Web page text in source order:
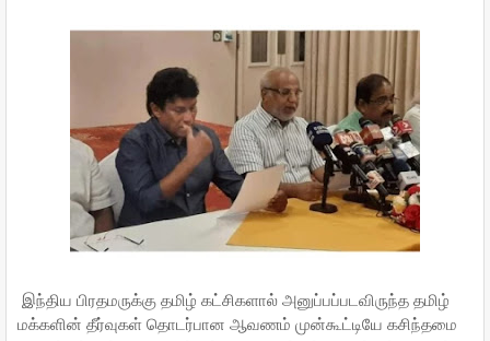
இந்திய பிரதமருக்கு தமிழ் கட்சிகளால் அனுப்பப்படவிருந்த தமிழ்
மக்களின் தீர்வுகள் தொடர்பான ஆவணம் முன்கூட்டியே கசிந்தமை